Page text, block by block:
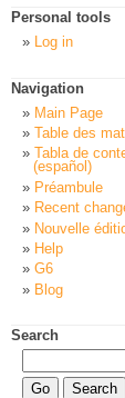
Personal tools
Log in
Navigation
Main Page
Table des
Tabla de
(español)
Préambule
Recent
Nouvelle
Help
G6
Blog
Search